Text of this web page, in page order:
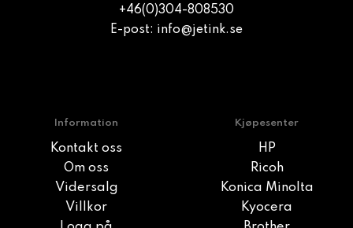
+46(0)304-808530
E-post: info@jetink.se
Information
Kontakt oss
Om oss
Vidersalg
Villkor
Kjøpesenter
HP
Ricoh
Konica Minolta
Kyocera